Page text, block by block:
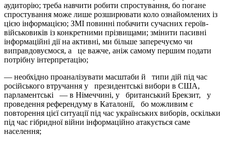
аудиторію; треба навчити робити спростування, бо погане
спростування може лише розширювати коло ознайомлених із
цією інформацією; ЗМІ повинні побачити сучасних героїв-
військовиків із конкретними прізвищами; змінити пасивні
інформаційні дії на активні, ми більше заперечуємо чи
виправдовуємося, а це важче, аніж самому першим подати
потрібну інтерпретацію;
— необхідно проаналізувати масштаби й типи дій під час
російського втручання у президентські вибори в США,
парламентські — в Німеччині, у британський Брекзит, у
проведення референдуму в Каталонії, бо можливим є
повторення цієї ситуації під час українських виборів, оскільки
під час гібридної війни інформаційно атакується саме
населення;